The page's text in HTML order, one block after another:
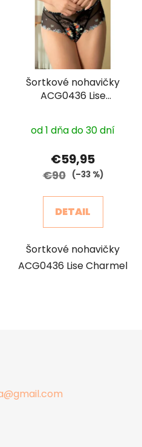
Šortkové nohavičky
ACG0436 Lise
od 1 dňa do 30 dní
€59,95
€90 (–33 %)
DETAIL
Šortkové nohavičky
ACG0436 Lise Charmel
@gmail.com